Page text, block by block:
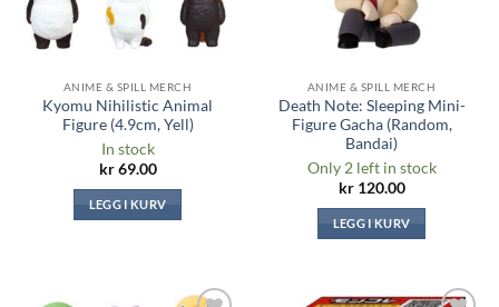
ANIME & SPILL MERCH
Kyomu Nihilistic Animal
Figure (4.9cm, Yell)
In stock
kr69.00
LEGG I KURV
ANIME & SPILL MERCH
Death Note: Sleeping Mini-
Figure Gacha (Random,
Bandai)
Only 2 left in stock
kr120.00
LEGG I KURV